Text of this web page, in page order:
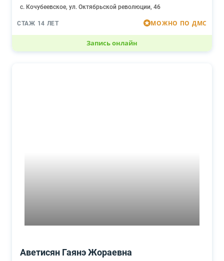
с. Кочубеевское, ул. Октябрьской революции, 46
СТАЖ 14 ЛЕТ МОЖНО ПО ДМС
Запись онлайн
Аветисян Гаянэ Жораевна